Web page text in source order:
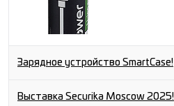
Зарядное устройство SmartCase!
Выставка Securika Moscow 2025!